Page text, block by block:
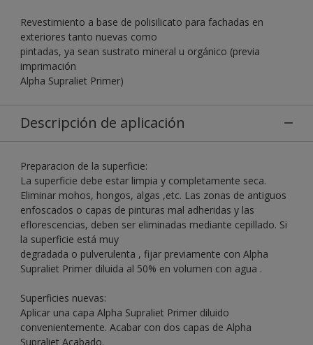
Revestimiento a base de polisilicato para fachadas en
exteriores tanto nuevas como
pintadas, ya sean sustrato mineral u orgánico (previa
imprimación
Alpha Supraliet Primer)
Descripción de aplicación
Preparacion de la superficie:
La superficie debe estar limpia y completamente seca.
Eliminar mohos, hongos, algas ,etc. Las zonas de antiguos
enfoscados o capas de pinturas mal adheridas y las
eflorescencias, deben ser eliminadas mediante cepillado. Si
la superficie está muy
degradada o pulverulenta , fijar previamente con Alpha
Supraliet Primer diluida al 50% en volumen con agua .
Superficies nuevas:
Aplicar una capa Alpha Supraliet Primer diluido
convenientemente. Acabar con dos capas de Alpha
Supraliet Acabado.